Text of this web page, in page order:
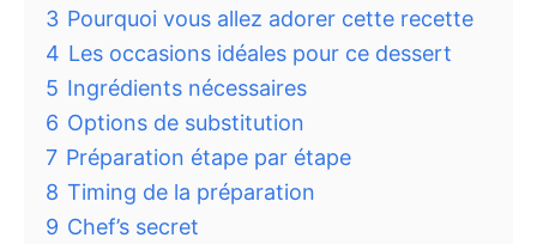
3 Pourquoi vous allez adorer cette recette
4 Les occasions idéales pour ce dessert
5 Ingrédients nécessaires
6 Options de substitution
7 Préparation étape par étape
8 Timing de la préparation
9 Chef’s secret